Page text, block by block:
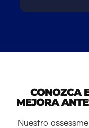
CONOZCA
MEJORA
Nuestro